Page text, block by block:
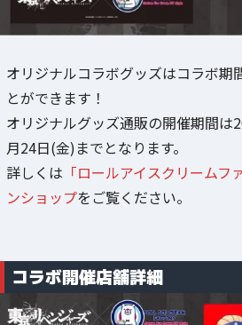
オリジナルコラボグッズはコラボ期
とができます！
オリジナルグッズ通販の開催期間は
月24日(金)までとなります。
詳しくは 「ロールアイスクリーム
ンショップをご覧ください。
コラボ開催店舗詳細